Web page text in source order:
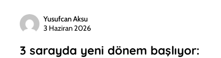
Yusufcan Aksu
3 Haziran 2026
3 sarayda yeni dönem başlıyor: